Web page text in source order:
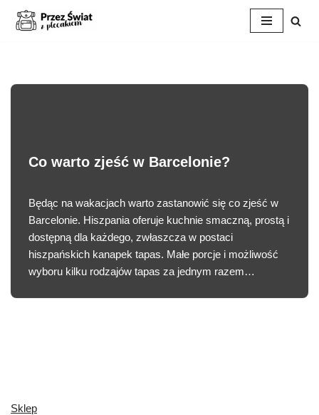
Co warto zjeść w Barcelonie?
Będąc na wakacjach warto zastanowić się co zjeść w
Barcelonie. Hiszpania oferuje kuchnie smaczną, prostą i
dostępną dla każdego, zwłaszcza w postaci
hiszpańskich kanapek tapas. Małe porcje i możliwość
wyboru kilku rodzajów tapas za jednym razem…
Sklep